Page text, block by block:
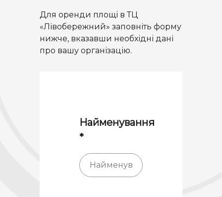
Для оренди площі в ТЦ
«Лівобережний» заповніть форму
нижче, вказавши необхідні дані
про вашу організацію.
Найменування
*